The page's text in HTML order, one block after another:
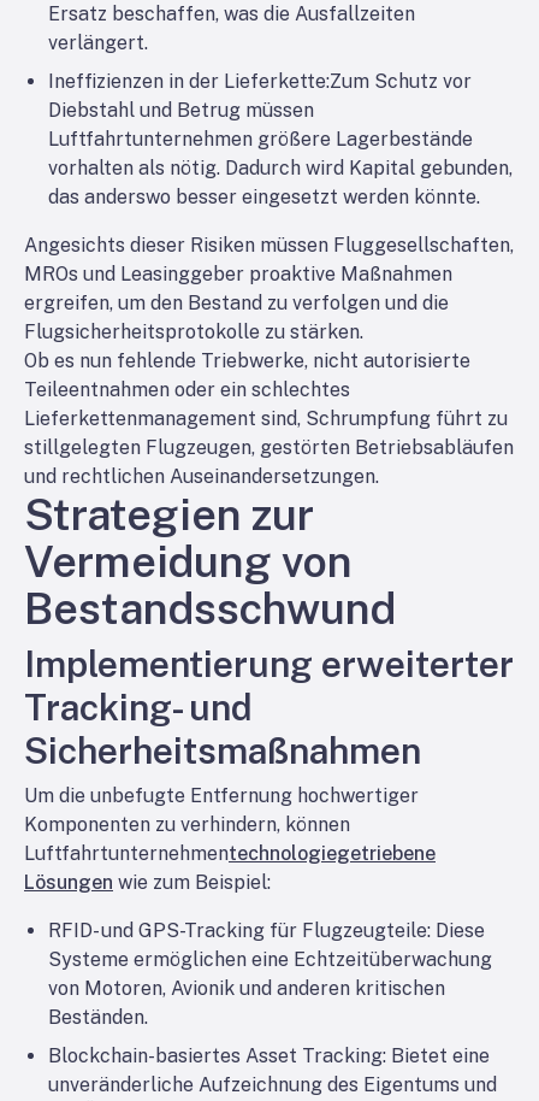
Ersatz beschaffen, was die Ausfallzeiten
verlängert.
Ineffizienzen in der Lieferkette:Zum Schutz vor
Diebstahl und Betrug müssen
Luftfahrtunternehmen größere Lagerbestände
vorhalten als nötig. Dadurch wird Kapital gebunden,
das anderswo besser eingesetzt werden könnte.
Angesichts dieser Risiken müssen Fluggesellschaften,
MROs und Leasinggeber proaktive Maßnahmen
ergreifen, um den Bestand zu verfolgen und die
Flugsicherheitsprotokolle zu stärken.
Ob es nun fehlende Triebwerke, nicht autorisierte
Teileentnahmen oder ein schlechtes
Lieferkettenmanagement sind, Schrumpfung führt zu
stillgelegten Flugzeugen, gestörten Betriebsabläufen
und rechtlichen Auseinandersetzungen.
Strategien zur
Vermeidung von
Bestandsschwund
Implementierung erweiterter
Tracking- und
Sicherheitsmaßnahmen
Um die unbefugte Entfernung hochwertiger
Komponenten zu verhindern, können
Luftfahrtunternehmentechnologiegetriebene
Lösungen wie zum Beispiel:
RFID- und GPS-Tracking für Flugzeugteile: Diese
Systeme ermöglichen eine Echtzeitüberwachung
von Motoren, Avionik und anderen kritischen
Beständen.
Blockchain-basiertes Asset Tracking: Bietet eine
unveränderliche Aufzeichnung des Eigentums und